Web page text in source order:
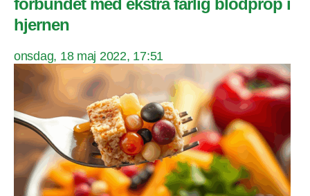
forbundet med ekstra farlig blodprop i
hjernen
onsdag, 18 maj 2022, 17:51